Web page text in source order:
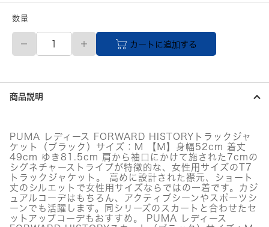
数量
レ
ィ
ス
ア
パ
福
袋
個
カートに追加する
商品説明
PUMA レディース FORWARD HISTORYトラックジャ
ケット（ブラック）サイズ：M 【Ｍ】身幅52cm 着丈
49cm ゆき81.5cm 肩から袖口にかけて施された7cmの
シグネチャーストライプが特徴的な、女性用サイズのT7
トラックジャケット。 高めに設計された襟元、ショート
丈のシルエットで女性用サイズならではの一着です。カジ
ュアルコーデはもちろん、アクティブシーンやスポーツシ
ーンでも活躍します。同シリーズのスカートと合わせたセ
ットアップコーデもおすすめ。 PUMA レディース